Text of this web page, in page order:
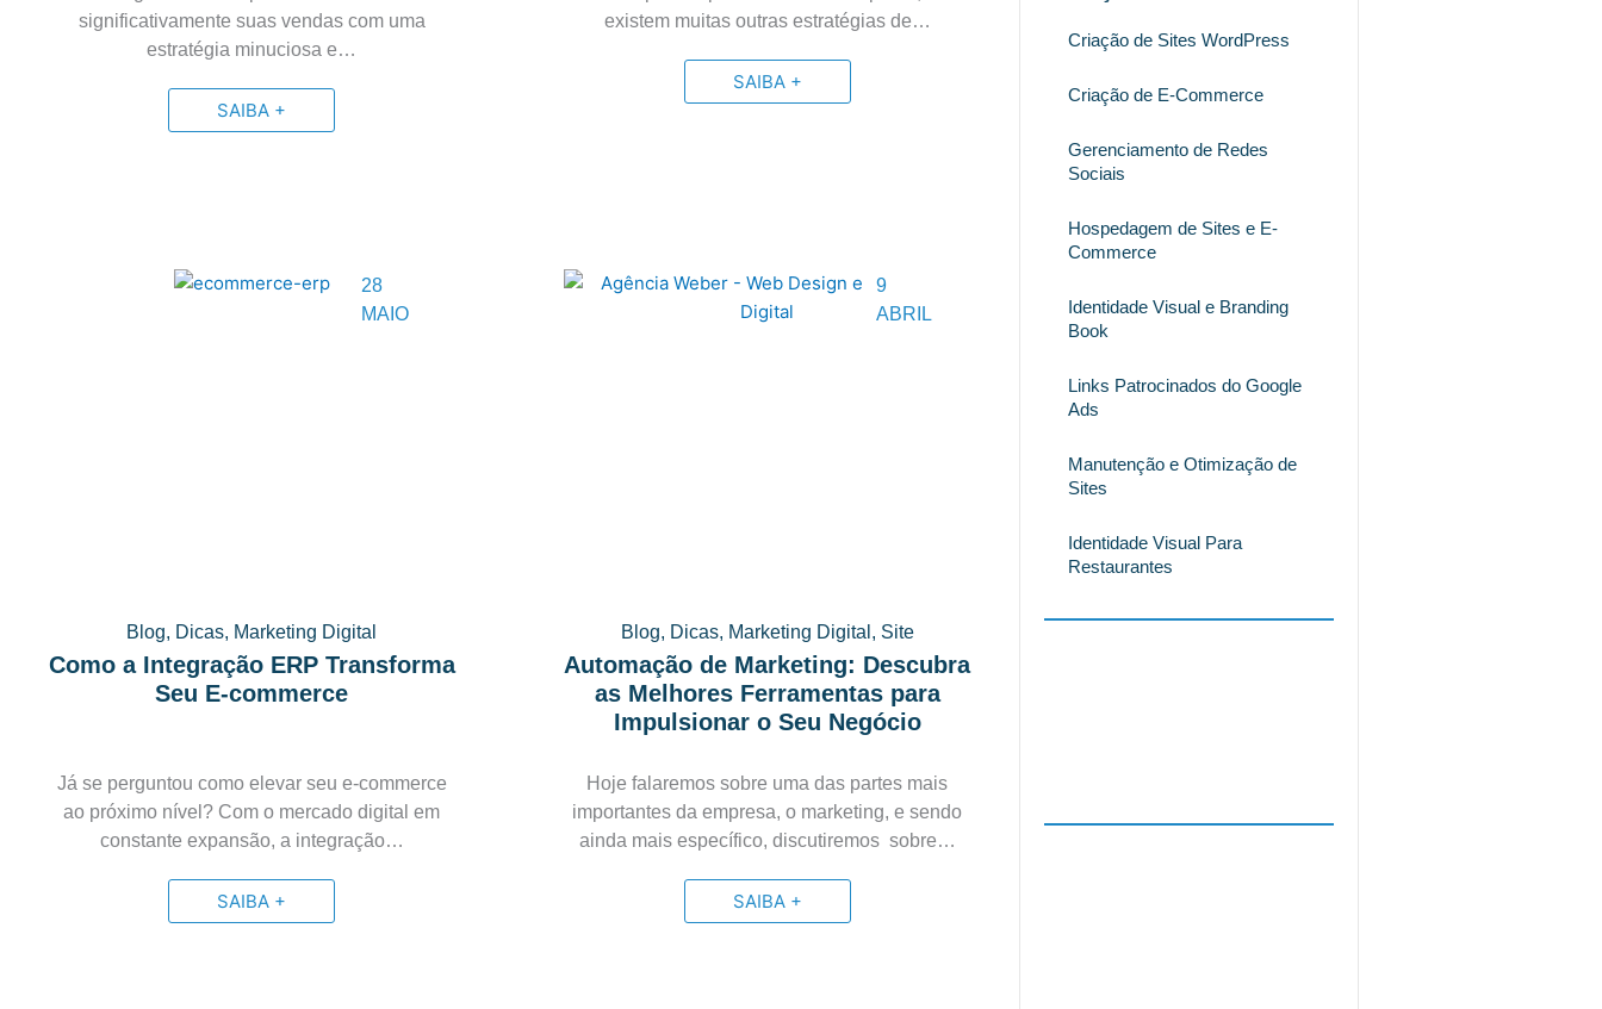
significativamente suas vendas com uma
estratégia minuciosa e…
SAIBA +
existem muitas outras estratégias de…
SAIBA +
Blog, Dicas, Marketing Digital
Como a Integração ERP Transforma
Seu E-commerce
28
MAIO
Já se perguntou como elevar seu e-commerce
ao próximo nível? Com o mercado digital em
constante expansão, a integração…
SAIBA +
Blog, Dicas, Marketing Digital , Site
Automação de Marketing: Descubra
as Melhores Ferramentas para
Impulsionar o Seu Negócio
9
ABRIL
Hoje falaremos sobre uma das partes mais
importantes da empresa, o marketing, e sendo
ainda mais específico, discutiremos sobre…
SAIBA +
Criação de Sites WordPress
Criação de E-Commerce
Gerenciamento de Redes
Sociais
Hospedagem de Sites e E-
Commerce
Identidade Visual e Branding
Book
Links Patrocinados do Google
Ads
Manutenção e Otimização de
Sites
Identidade Visual Para
Restaurantes